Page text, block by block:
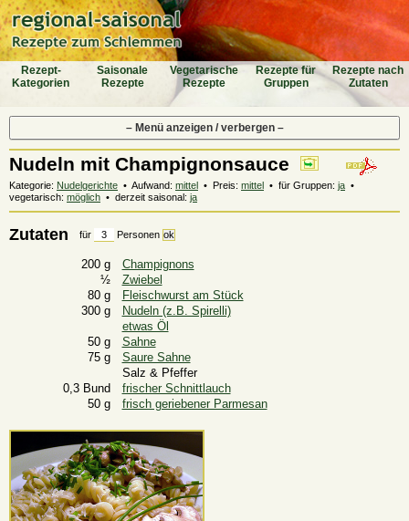
Rezept-
Katego­rien
Saiso­nale
Rezepte
Vegeta­rische
Rezepte
Rezepte für
Gruppen
Rezepte nach
Zutaten
– Menü anzeigen / verbergen –
Nudeln mit Champignonsauce
Kategorie: Nudelgerichte • Aufwand: mittel • Preis: mittel • für Gruppen: ja •
vegetarisch: möglich • derzeit saisonal: ja
Zutaten für Personen
200 g
Champignons
½
Zwiebel
80 g
Fleischwurst am Stück
300 g
Nudeln (z.B. Spirelli)
etwas Öl
50 g
Sahne
75 g
Saure Sahne
Salz & Pfeffer
0,3 Bund
frischer Schnittlauch
50 g
frisch geriebener Parmesan